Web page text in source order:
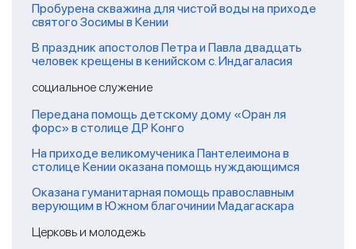
Пробурена скважина для чистой воды на приходе
святого Зосимы в Кении
В праздник апостолов Петра и Павла двадцать
человек крещены в кенийском с. Индагаласия
социальное служение
Передана помощь детскому дому «Оран ля
форс» в столице ДР Конго
На приходе великомученика Пантелеимона в
столице Кении оказана помощь нуждающимся
Оказана гуманитарная помощь православным
верующим в Южном благочинии Мадагаскара
Церковь и молодежь